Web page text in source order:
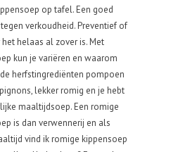
op tafel. Een goed
verkoudheid. Preventief of
helaas al zover is. Met
kun je variëren en waarom
herfstingrediënten pompoen
lekker romig en je hebt
maaltijdsoep. Een romige
is dan verwennerij en als
vind ik romige kippensoep